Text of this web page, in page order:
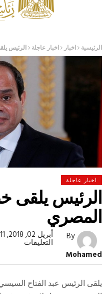
الرئيسية اخبار اخبار عاجلة الرئيس
اخبار عاجلة
الرئيس يلقى
المصري
By
Mohamed
أبريل 02, 2018, 19:11 م
التعليقاتعلى
خطاباً
المصري
مغلقةيلقى الرئيس عبد الفتاح